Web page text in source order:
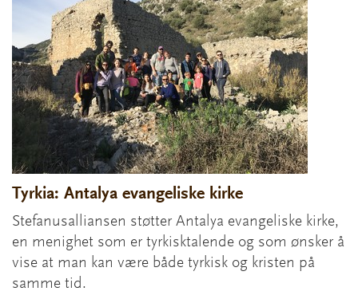
Tyrkia: Antalya evangeliske kirke
Stefanusalliansen støtter Antalya evangeliske kirke,
en menighet som er tyrkisktalende og som ønsker å
vise at man kan være både tyrkisk og kristen på
samme tid.